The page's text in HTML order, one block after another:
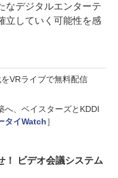
なデジタルエンターテ
立していく可能性を感
VRライブで無料配信
へ、ベイスターズとKDDI
タイWatch］
！ ビデオ会議システム